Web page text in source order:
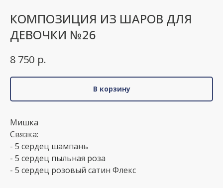
КОМПОЗИЦИЯ ИЗ ШАРОВ ДЛЯ
ДЕВОЧКИ №26
8 750 р.
В корзину
Мишка
Связка:
- 5 сердец шампань
- 5 сердец пыльная роза
- 5 сердец розовый сатин Флекс